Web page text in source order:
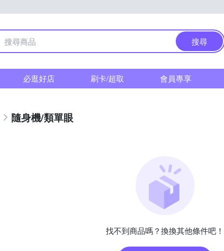
搜尋
必逛好店 刷卡/超取 會員專享
隨身機/類單眼
找不到商品嗎？換換其他條件吧！